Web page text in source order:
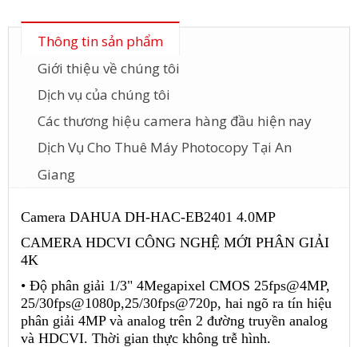
Thông tin sản phẩm
Giới thiệu về chúng tôi
Dịch vụ của chúng tôi
Các thương hiệu camera hàng đầu hiện nay
Dịch Vụ Cho Thuê Máy Photocopy Tại An
Giang
Camera DAHUA DH-HAC-EB2401 4.0MP
CAMERA HDCVI CÔNG NGHỆ MỚI PHÂN GIẢI
4K
• Độ phân giải 1/3" 4Megapixel CMOS 25fps@4MP,
25/30fps@1080p,25/30fps@720p, hai ngõ ra tín hiệu
phân giải 4MP và analog trên 2 đường truyền analog
và HDCVI. Thời gian thực không trễ hình.